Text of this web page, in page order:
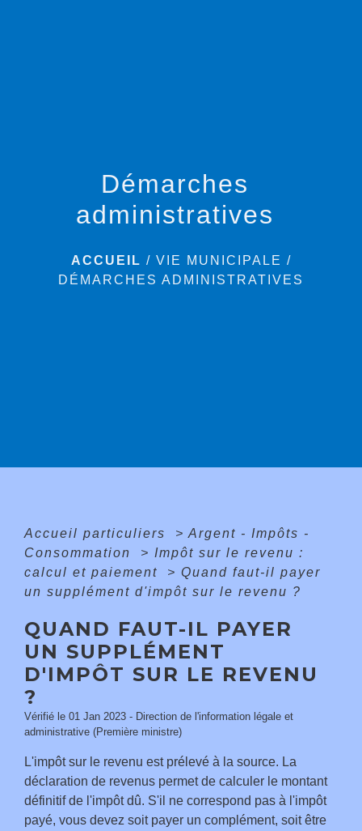
Démarches
administratives
ACCUEIL / VIE MUNICIPALE /
DÉMARCHES ADMINISTRATIVES
Accueil particuliers > Argent - Impôts -
Consommation
> Impôt sur le revenu :
calcul et paiement
> Quand faut-il payer
un supplément d'impôt sur le revenu ?
QUAND FAUT-IL PAYER
UN SUPPLÉMENT
D'IMPÔT SUR LE REVENU
?
Vérifié le 01 Jan 2023 - Direction de l'information légale et
administrative (Première ministre)
L'impôt sur le revenu est prélevé à la source. La
déclaration de revenus permet de calculer le montant
définitif de l'impôt dû. S'il ne correspond pas à l'impôt
payé, vous devez soit payer un complément, soit être